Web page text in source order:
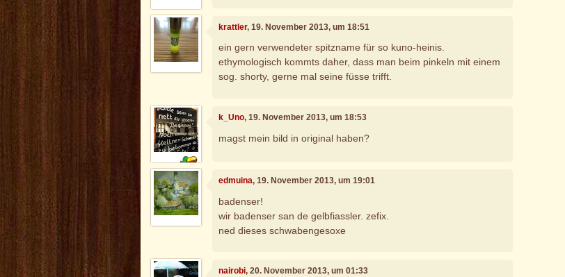
krattler, 19. November 2013, um 18:51
ein gern verwendeter spitzname für so kuno-heinis.
ethymologisch kommts daher, dass man beim pinkeln mit einem
sog. shorty, gerne mal seine füsse trifft.
k_Uno, 19. November 2013, um 18:53
magst mein bild in original haben?
edmuina, 19. November 2013, um 19:01
badenser!
wir badenser san de gelbfiassler. zefix.
ned dieses schwabengesoxe
nairobi, 20. November 2013, um 01:33